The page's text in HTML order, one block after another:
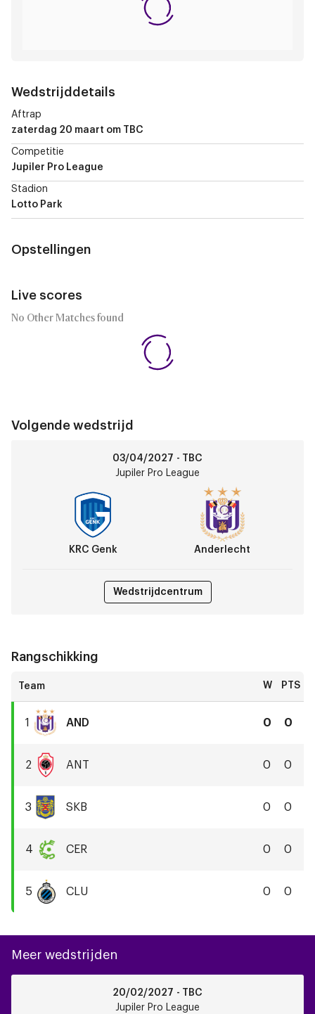
Wedstrijddetails
Aftrap
zaterdag 20 maart om TBC
Competitie
Jupiler Pro League
Stadion
Lotto Park
Opstellingen
Live scores
No Other Matches found
Volgende wedstrijd
03/04/2027 - TBC
Jupiler Pro League
KRC Genk Anderlecht
Wedstrijdcentrum
Rangschikking
W PTS
1
RSC
Anderlecht
AND 0 0
2
Antwerp
FC
ANT 0 0
3
Beveren
SKB 0 0
4
Brugge
KSV
CER 0 0
5
CLU 0 0
Meer wedstrijden
20/02/2027 - TBC
Jupiler Pro League